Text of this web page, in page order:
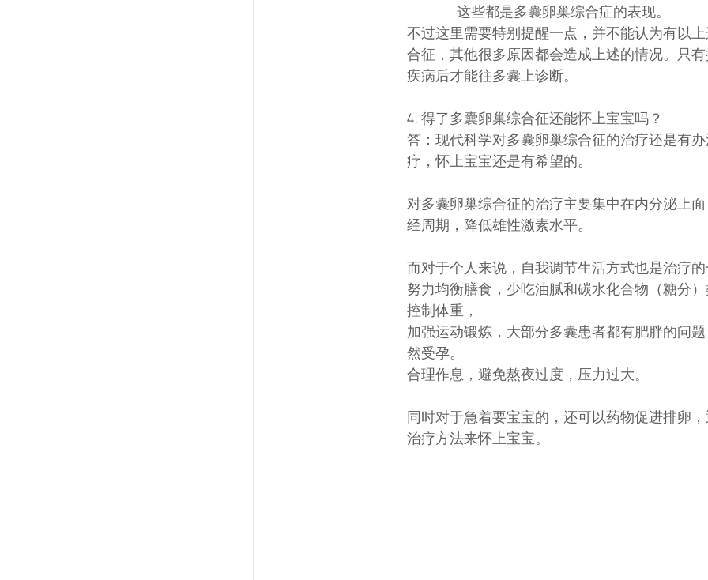
这些都是多囊卵巢综合症的表现。
不过这里需要特别提醒一点，并不能认为有以
合征，其他很多原因都会造成上述的情况。只
疾病后才能往多囊上诊断。
4. 得了多囊卵巢综合征还能怀上宝宝吗？
答：现代科学对多囊卵巢综合征的治疗还是有
疗，怀上宝宝还是有希望的。
对多囊卵巢综合征的治疗主要集中在内分泌上
经周期，降低雄性激素水平。
而对于个人来说，自我调节生活方式也是治疗
努力均衡膳食，少吃油腻和碳水化合物（糖分
控制体重，
加强运动锻炼，大部分多囊患者都有肥胖的问
然受孕。
合理作息，避免熬夜过度，压力过大。
同时对于急着要宝宝的，还可以药物促进排卵
治疗方法来怀上宝宝。